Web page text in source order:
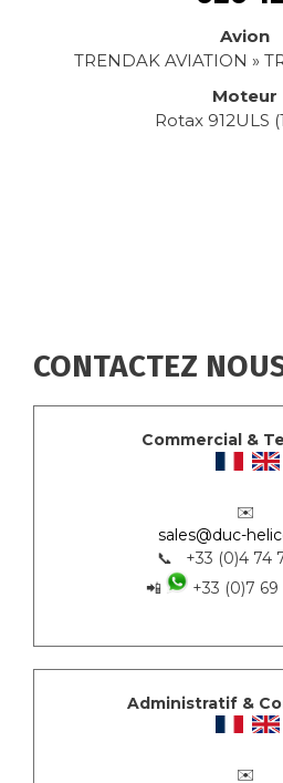
Avion
TRENDAK AVIATION »
Moteur
Rotax 912ULS
CONTACTEZ
Commercial &
✉️
sales@duc-
📞 +33 (0)4 74
📲
+33 (0)7 69
Administratif &
✉️